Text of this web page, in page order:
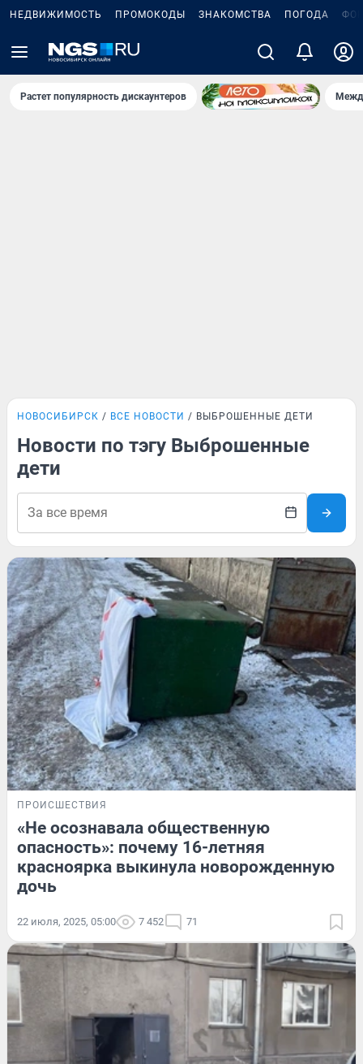
НЕДВИЖИМОСТЬ ПРОМОКОДЫ ЗНАКОМСТВА ПОГОДА
Растет популярность дискаунтеров
НОВОСИБИРСК ВСЕ НОВОСТИ ВЫБРОШЕННЫЕ ДЕТИ
Новости по тэгу Выброшенные
дети
ПРОИСШЕСТВИЯ
«Не осознавала общественную
опасность»: почему 16-летняя
красноярка выкинула новорожденную
дочь
22 июля, 2025, 05:00 7 452 71